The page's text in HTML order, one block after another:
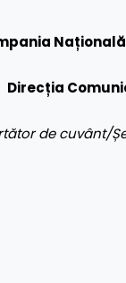
Națională
Direcția
de cuvânt/